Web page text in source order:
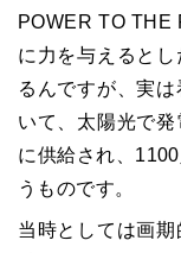
POWER TO THE
に力を与えると
るんですが、実
いて、太陽光で
に供給され、
うものです。
当時としては画